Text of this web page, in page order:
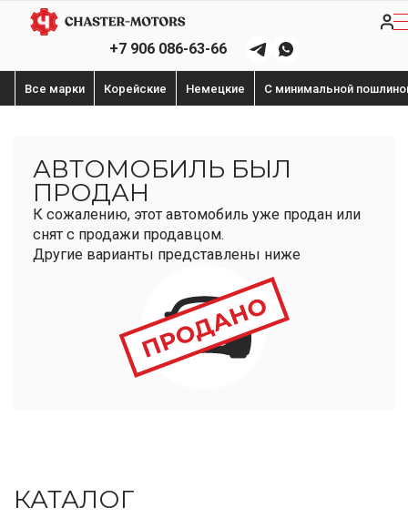
+7 906 086-63-66
Все марки Корейские Немецкие С минимальной
АВТОМОБИЛЬ БЫЛ
ПРОДАН
К сожалению, этот автомобиль уже продан или
снят с продажи продавцом.
Другие варианты представлены ниже
КАТАЛОГ